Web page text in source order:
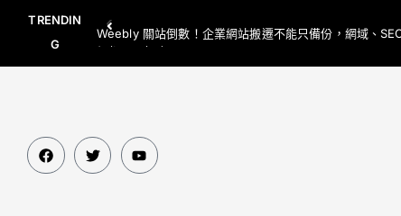
TRENDIN
G
Weebly 關站倒數！企業網站搬遷不能只備份，網域、
網都要一起處理